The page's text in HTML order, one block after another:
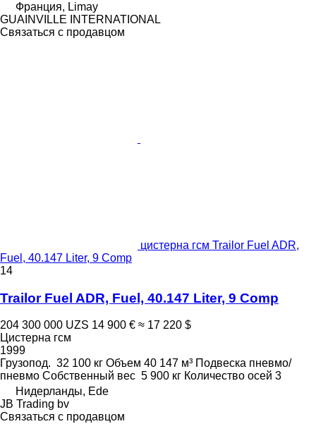
Франция, Limay
GUAINVILLE INTERNATIONAL
Связаться с продавцом
цистерна гсм Trailor Fuel ADR,
Fuel, 40.147 Liter, 9 Comp
14
Trailor Fuel ADR, Fuel, 40.147 Liter, 9 Comp
204 300 000 UZS 14 900 € ≈ 17 220 $
Цистерна гсм
1999
Грузопод. 32 100 кг Объем 40 147 м³ Подвеска пневмо/
пневмо Собственный вес 5 900 кг Количество осей 3
Нидерланды, Ede
JB Trading bv
Связаться с продавцом